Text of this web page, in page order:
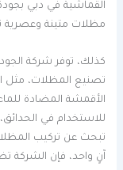
القماشية في دبي
مظلات متينة وعصرية
كذلك، توفر شركة
تصنيع المظلات، مثل
الأقمشة المضادة
للاستخدام في
تبحث عن تركيب
آنٍ واحد، فإن الشركة